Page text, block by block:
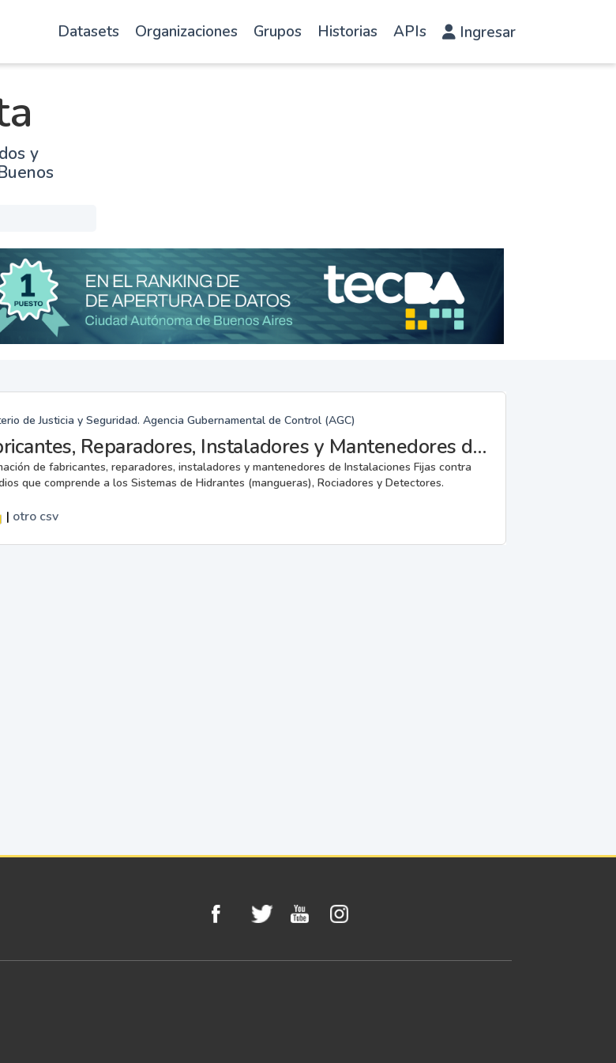
Datasets Organizaciones Grupos Historias APIs Ingresar
y
de Justicia y Seguridad. Agencia Gubernamental de Control (AGC)
Fabricantes, Reparadores, Instaladores y Mantenedores de Instalaciones Fijas contra Incendios.
de fabricantes, reparadores, instaladores y mantenedores de Instalaciones Fijas contra
que comprende a los Sistemas de Hidrantes (mangueras), Rociadores y Detectores.
| otro csv